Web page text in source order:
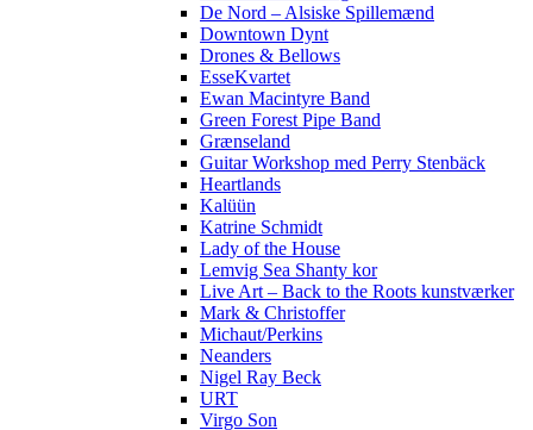
Program 2018
Betalingsmuligheder
Café Scenen
Frivillig på Festivalen
Find os her – Find us here – Finde uns hier
De Nord – Alsiske Spillemænd
Downtown Dynt
Drones & Bellows
EsseKvartet
Ewan Macintyre Band
Green Forest Pipe Band
Grænseland
Guitar Workshop med Perry Stenbäck
Heartlands
Kalüün
Katrine Schmidt
Lady of the House
Lemvig Sea Shanty kor
Live Art – Back to the Roots kunstværker
Mark & Christoffer
Michaut/Perkins
Neanders
Nigel Ray Beck
URT
Virgo Son